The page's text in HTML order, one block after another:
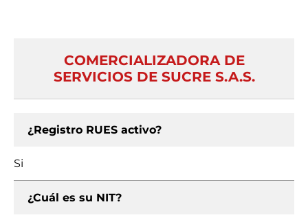
COMERCIALIZADORA DE
SERVICIOS DE SUCRE S.A.S.
¿Registro RUES activo?
Si
¿Cuál es su NIT?